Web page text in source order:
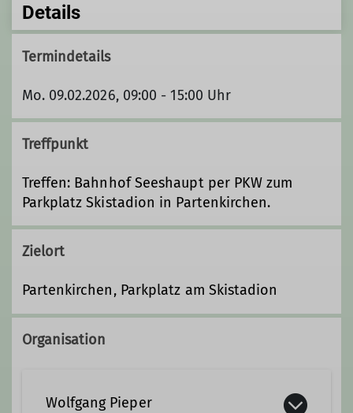
Details
Termindetails
Mo. 09.02.2026, 09:00 - 15:00 Uhr
Treffpunkt
Treffen: Bahnhof Seeshaupt per PKW zum
Parkplatz Skistadion in Partenkirchen.
Zielort
Partenkirchen, Parkplatz am Skistadion
Organisation
Wolfgang Pieper